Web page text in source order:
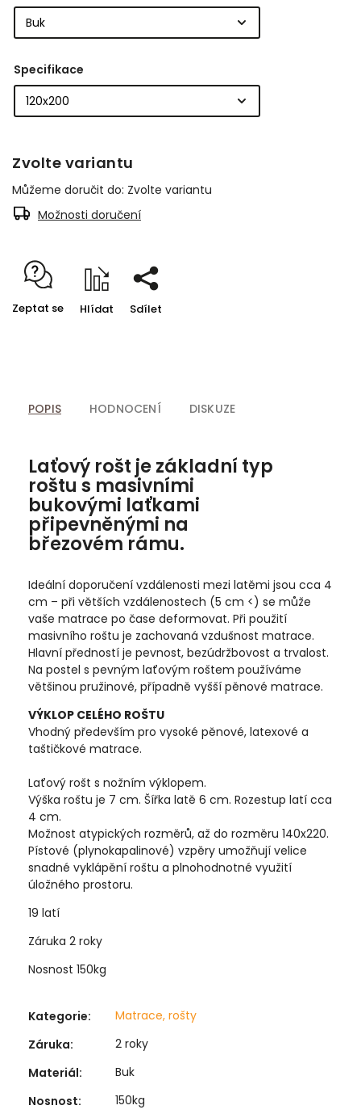
Specifikace
Zvolte variantu
Můžeme doručit do: Zvolte variantu
Možnosti doručení
Zeptat se Hlídat Sdílet
POPIS HODNOCENÍ DISKUZE
Laťový rošt je základní typ
roštu s masivními
bukovými laťkami
připevněnými na
březovém rámu.
Ideální doporučení vzdálenosti mezi latěmi jsou cca 4
cm – při větších vzdálenostech (5 cm <) se může
vaše matrace po čase deformovat. Při použití
masivního roštu je zachovaná vzdušnost matrace.
Hlavní předností je pevnost, bezúdržbovost a trvalost.
Na postel s pevným laťovým roštem používáme
většinou pružinové, případně vyšší pěnové matrace.
VÝKLOP CELÉHO ROŠTU
Vhodný především pro vysoké pěnové, latexové a
taštičkové matrace.
Laťový rošt s nožním výklopem.
Výška roštu je 7 cm. Šířka latě 6 cm. Rozestup latí cca
4 cm.
Možnost atypických rozměrů, až do rozměru 140x220.
Pístové (plynokapalinové) vzpěry umožňují velice
snadné vyklápění roštu a plnohodnotné využití
úložného prostoru.
19 latí
Záruka 2 roky
Nosnost 150kg
Kategorie:
Matrace, rošty
Záruka:
2 roky
Materiál:
Buk
Nosnost: 150kg